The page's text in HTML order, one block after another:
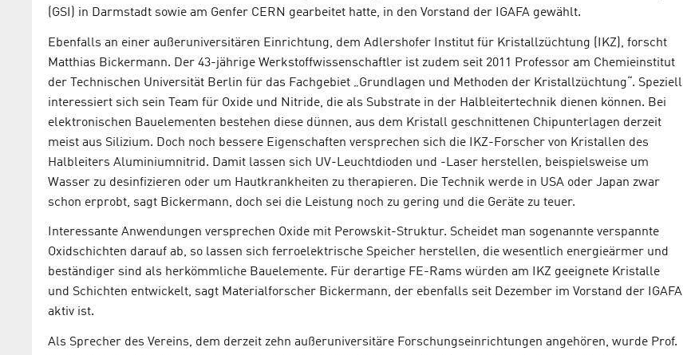
(GSI) in Darmstadt sowie am Genfer CERN gearbeitet hatte, in den Vorstand der IGAFA gewählt.
Ebenfalls an einer außeruniversitären Einrichtung, dem Adlershofer Institut für Kristallzüchtung (IKZ), forscht
Matthias Bickermann. Der 43-jährige Werkstoffwissenschaftler ist zudem seit 2011 Professor am Chemieinstitut
der Technischen Universität Berlin für das Fachgebiet „Grundlagen und Methoden der Kristallzüchtung“. Speziell
interessiert sich sein Team für Oxide und Nitride, die als Substrate in der Halbleitertechnik dienen können. Bei
elektronischen Bauelementen bestehen diese dünnen, aus dem Kristall geschnittenen Chipunterlagen derzeit
meist aus Silizium. Doch noch bessere Eigenschaften versprechen sich die IKZ-Forscher von Kristallen des
Halbleiters Aluminiumnitrid. Damit lassen sich UV-Leuchtdioden und -Laser herstellen, beispielsweise um
Wasser zu desinfizieren oder um Hautkrankheiten zu therapieren. Die Technik werde in USA oder Japan zwar
schon erprobt, sagt Bickermann, doch sei die Leistung noch zu gering und die Geräte zu teuer.
Interessante Anwendungen versprechen Oxide mit Perowskit-Struktur. Scheidet man sogenannte verspannte
Oxidschichten darauf ab, so lassen sich ferroelektrische Speicher herstellen, die wesentlich energieärmer und
beständiger sind als herkömmliche Bauelemente. Für derartige FE-Rams würden am IKZ geeignete Kristalle
und Schichten entwickelt, sagt Materialforscher Bickermann, der ebenfalls seit Dezember im Vorstand der IGAFA
aktiv ist.
Als Sprecher des Vereins, dem derzeit zehn außeruniversitäre Forschungseinrichtungen angehören, wurde Prof.